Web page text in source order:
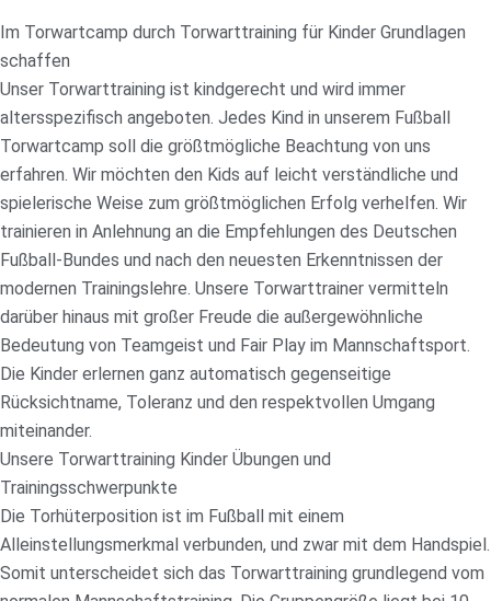
Im Torwartcamp durch Torwarttraining für Kinder Grundlagen
schaffen
Unser Torwarttraining ist kindgerecht und wird immer
altersspezifisch angeboten. Jedes Kind in unserem Fußball
Torwartcamp soll die größtmögliche Beachtung von uns
erfahren. Wir möchten den Kids auf leicht verständliche und
spielerische Weise zum größtmöglichen Erfolg verhelfen. Wir
trainieren in Anlehnung an die Empfehlungen des Deutschen
Fußball-Bundes und nach den neuesten Erkenntnissen der
modernen Trainingslehre. Unsere Torwarttrainer vermitteln
darüber hinaus mit großer Freude die außergewöhnliche
Bedeutung von Teamgeist und Fair Play im Mannschaftsport.
Die Kinder erlernen ganz automatisch gegenseitige
Rücksichtname, Toleranz und den respektvollen Umgang
miteinander.
Unsere Torwarttraining Kinder Übungen und
Trainingsschwerpunkte
Die Torhüterposition ist im Fußball mit einem
Alleinstellungsmerkmal verbunden, und zwar mit dem Handspiel.
Somit unterscheidet sich das Torwarttraining grundlegend vom